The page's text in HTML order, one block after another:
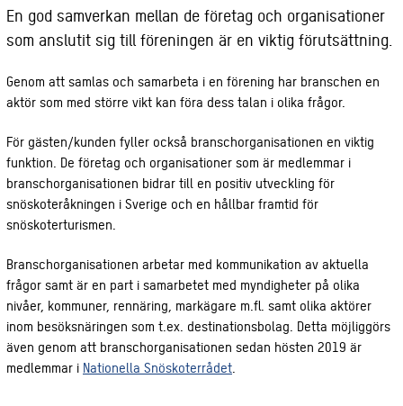
En god samverkan mellan de företag och organisationer
som anslutit sig till föreningen är en viktig förutsättning.
Genom att samlas och samarbeta i en förening har branschen en
aktör som med större vikt kan föra dess talan i olika frågor.
För gästen/kunden fyller också branschorganisationen en viktig
funktion. De företag och organisationer som är medlemmar i
branschorganisationen bidrar till en positiv utveckling för
snöskoteråkningen i Sverige och en hållbar framtid för
snöskoterturismen.
Branschorganisationen arbetar med kommunikation av aktuella
frågor samt är en part i samarbetet med myndigheter på olika
nivåer, kommuner, rennäring, markägare m.fl. samt olika aktörer
inom besöksnäringen som t.ex. destinationsbolag. Detta möjliggörs
även genom att branschorganisationen sedan hösten 2019 är
medlemmar i Nationella Snöskoterrådet.